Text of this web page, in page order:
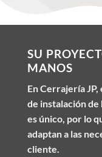
SU
MANOS
En Cerrajería
de instalación
es único, por lo
adaptan a las
cliente.